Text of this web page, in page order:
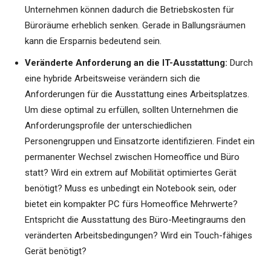
Unternehmen können dadurch die Betriebskosten für
Büroräume erheblich senken. Gerade in Ballungsräumen
kann die Ersparnis bedeutend sein.
Veränderte Anforderung an die IT-Ausstattung: Durch
eine hybride Arbeitsweise verändern sich die
Anforderungen für die Ausstattung eines Arbeitsplatzes.
Um diese optimal zu erfüllen, sollten Unternehmen die
Anforderungsprofile der unterschiedlichen
Personengruppen und Einsatzorte identifizieren. Findet ein
permanenter Wechsel zwischen Homeoffice und Büro
statt? Wird ein extrem auf Mobilität optimiertes Gerät
benötigt? Muss es unbedingt ein Notebook sein, oder
bietet ein kompakter PC fürs Homeoffice Mehrwerte?
Entspricht die Ausstattung des Büro-Meetingraums den
veränderten Arbeitsbedingungen? Wird ein Touch-fähiges
Gerät benötigt?